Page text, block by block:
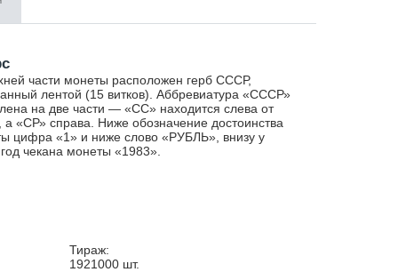
части монеты расположен герб СССР,
лентой (15 витков). Аббревиатура «СССР»
на две части — «СС» находится слева от
а «СР» справа. Ниже обозначение достоинства
цифра «1» и ниже слово «РУБЛЬ», внизу у
год чекана монеты «1983».
Тираж:
1921000 шт.